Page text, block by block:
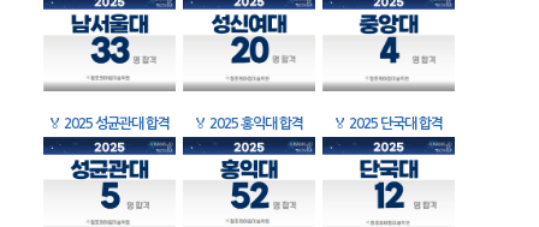
🏅 2025 성균관대 합격 🏅 2025 홍익대 합격 🏅 2025 단국대 합격